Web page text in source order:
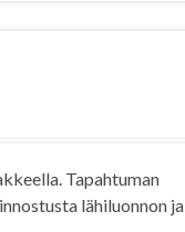
Tapahtuman
lähiluonnon ja